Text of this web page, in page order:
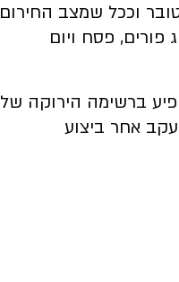
תעלה מחירים של מוצריה לכל הפחות עד ה-1 באוקטובר וככל שמצב החירום
פסח ויום
ברשימה הירוקה של
אחר ביצוע